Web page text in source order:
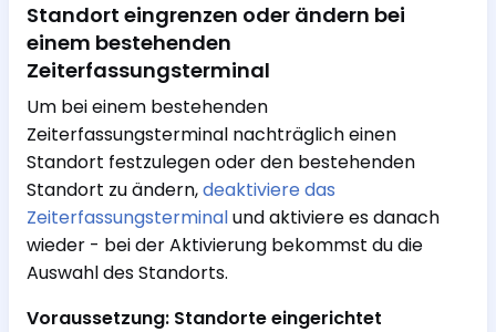
Standort eingrenzen oder ändern bei
einem bestehenden
Zeiterfassungsterminal
Um bei einem bestehenden
Zeiterfassungsterminal nachträglich einen
Standort festzulegen oder den bestehenden
Standort zu ändern,deaktiviere das
Zeiterfassungsterminalund aktiviere es danach
wieder - bei der Aktivierung bekommst du die
Auswahl des Standorts.
Voraussetzung: Standorte eingerichtet